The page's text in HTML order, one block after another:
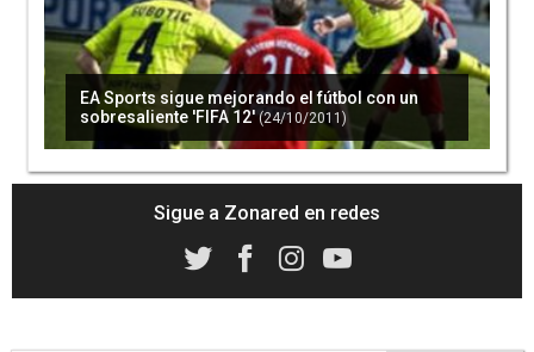
EA Sports sigue mejorando el fútbol con un
sobresaliente 'FIFA 12' (24/10/2011)
Sigue a Zonared en redes